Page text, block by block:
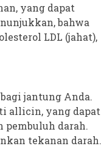
yang dapat
bahwa
LDL (jahat),
jantung Anda.
allicin, yang dapat
darah.
tekanan darah.